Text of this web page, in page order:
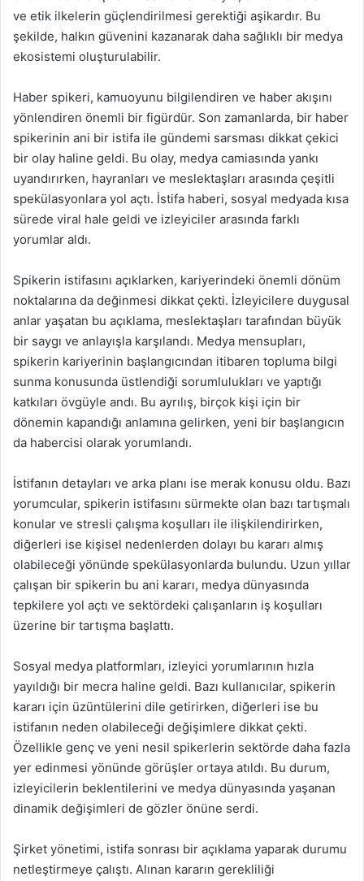
ve etik ilkelerin güçlendirilmesi gerektiği aşikardır. Bu
şekilde, halkın güvenini kazanarak daha sağlıklı bir medya
ekosistemi oluşturulabilir.
Haber spikeri, kamuoyunu bilgilendiren ve haber akışını
yönlendiren önemli bir figürdür. Son zamanlarda, bir haber
spikerinin ani bir istifa ile gündemi sarsması dikkat çekici
bir olay haline geldi. Bu olay, medya camiasında yankı
uyandırırken, hayranları ve meslektaşları arasında çeşitli
spekülasyonlara yol açtı. İstifa haberi, sosyal medyada kısa
sürede viral hale geldi ve izleyiciler arasında farklı
yorumlar aldı.
Spikerin istifasını açıklarken, kariyerindeki önemli dönüm
noktalarına da değinmesi dikkat çekti. İzleyicilere duygusal
anlar yaşatan bu açıklama, meslektaşları tarafından büyük
bir saygı ve anlayışla karşılandı. Medya mensupları,
spikerin kariyerinin başlangıcından itibaren topluma bilgi
sunma konusunda üstlendiği sorumlulukları ve yaptığı
katkıları övgüyle andı. Bu ayrılış, birçok kişi için bir
dönemin kapandığı anlamına gelirken, yeni bir başlangıcın
da habercisi olarak yorumlandı.
İstifanın detayları ve arka planı ise merak konusu oldu. Bazı
yorumcular, spikerin istifasını sürmekte olan bazı tartışmalı
konular ve stresli çalışma koşulları ile ilişkilendirirken,
diğerleri ise kişisel nedenlerden dolayı bu kararı almış
olabileceği yönünde spekülasyonlarda bulundu. Uzun yıllar
çalışan bir spikerin bu ani kararı, medya dünyasında
tepkilere yol açtı ve sektördeki çalışanların iş koşulları
üzerine bir tartışma başlattı.
Sosyal medya platformları, izleyici yorumlarının hızla
yayıldığı bir mecra haline geldi. Bazı kullanıcılar, spikerin
kararı için üzüntülerini dile getirirken, diğerleri ise bu
istifanın neden olabileceği değişimlere dikkat çekti.
Özellikle genç ve yeni nesil spikerlerin sektörde daha fazla
yer edinmesi yönünde görüşler ortaya atıldı. Bu durum,
izleyicilerin beklentilerini ve medya dünyasında yaşanan
dinamik değişimleri de gözler önüne serdi.
Şirket yönetimi, istifa sonrası bir açıklama yaparak durumu
netleştirmeye çalıştı. Alınan kararın gerekliliği